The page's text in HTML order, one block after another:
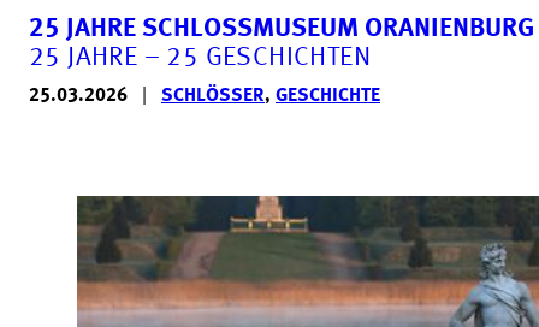
25 JAHRE SCHLOSSMUSEUM ORANIENBURG
25 JAHRE – 25 GESCHICHTEN
25.03.2026 SCHLÖSSER, GESCHICHTE